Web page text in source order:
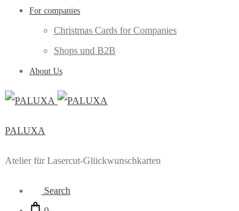
For companies
Christmas Cards for Companies
Shops und B2B
About Us
PALUXA
Atelier für Lasercut-Glückwunschkarten
Search